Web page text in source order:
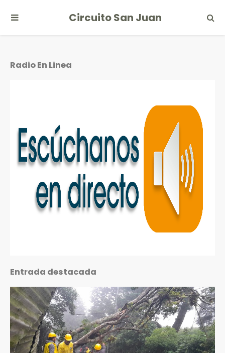
Circuito San Juan
Radio En Linea
Entrada destacada